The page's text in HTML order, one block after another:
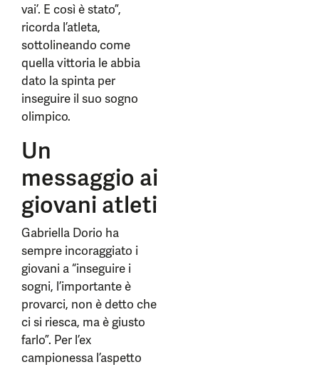
vai’. E così è stato”,
ricorda l’atleta,
sottolineando come
quella vittoria le abbia
dato la spinta per
inseguire il suo sogno
olimpico.
Un
messaggio ai
giovani atleti
Gabriella Dorio ha
sempre incoraggiato i
giovani a “inseguire i
sogni, l’importante è
provarci, non è detto che
ci si riesca, ma è giusto
farlo”. Per l’ex
campionessa l’aspetto